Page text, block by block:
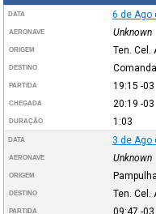
DATA 6 de Ago
AERONAVE Unknown
ORIGEM Ten. Cel.
DESTINO
PARTIDA 19:15 -03
CHEGADA 20:19 -03
DURAÇÃO 1:03
DATA 3 de Ago
AERONAVE Unknown
ORIGEM
DESTINO Ten. Cel.
PARTIDA 09:47 -03